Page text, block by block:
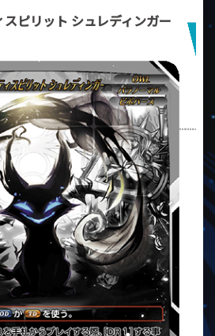
ピリット シュレディンガー